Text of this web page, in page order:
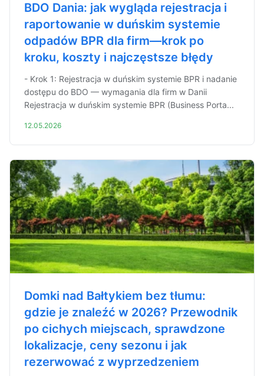
BDO Dania: jak wygląda rejestracja i
raportowanie w duńskim systemie
odpadów BPR dla firm—krok po
kroku, koszty i najczęstsze błędy
- Krok 1: Rejestracja w duńskim systemie BPR i nadanie
dostępu do BDO — wymagania dla firm w Danii
Rejestracja w duńskim systemie BPR (Business Porta...
12.05.2026
Domki nad Bałtykiem bez tłumu:
gdzie je znaleźć w 2026? Przewodnik
po cichych miejscach, sprawdzone
lokalizacje, ceny sezonu i jak
rezerwować z wyprzedzeniem